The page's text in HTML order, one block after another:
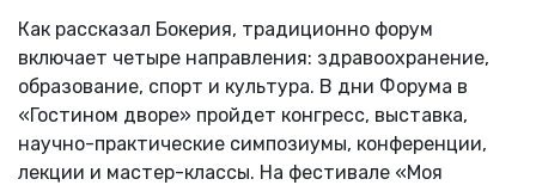
Как рассказал Бокерия, традиционно форум
включает четыре направления: здравоохранение,
образование, спорт и культура. В дни Форума в
«Гостином дворе» пройдет конгресс, выставка,
научно-практические симпозиумы, конференции,
лекции и мастер-классы. На фестивале «Моя